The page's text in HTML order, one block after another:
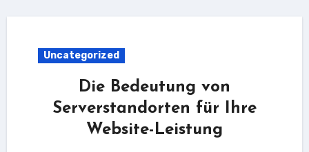
Uncategorized
Die Bedeutung von
Serverstandorten für Ihre
Website-Leistung